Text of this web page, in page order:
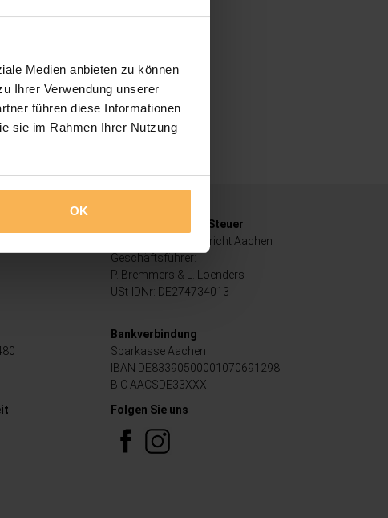
Medien anbieten zu können
Ihrer Verwendung unserer
führen diese Informationen
sie im Rahmen Ihrer Nutzung
OK
Handelsregister / Steuer
HRB 16459 Amtsgericht Aachen
Geschäftsführer:
P. Bremmers & L. Loenders
USt-IDNr: DE274734013
Bankverbindung
Sparkasse Aachen
IBAN DE83390500001070691298
BIC AACSDE33XXX
Folgen Sie uns